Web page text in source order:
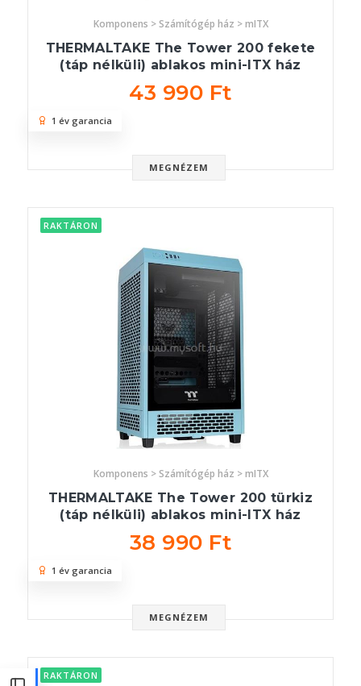
Komponens > Számítógép ház > mITX
THERMALTAKE The Tower 200 fekete
(táp nélküli) ablakos mini-ITX ház
43 990 Ft
MEGNÉZEM
1 év garancia
RAKTÁRON
Komponens > Számítógép ház > mITX
THERMALTAKE The Tower 200 türkiz
(táp nélküli) ablakos mini-ITX ház
38 990 Ft
MEGNÉZEM
1 év garancia
RAKTÁRON